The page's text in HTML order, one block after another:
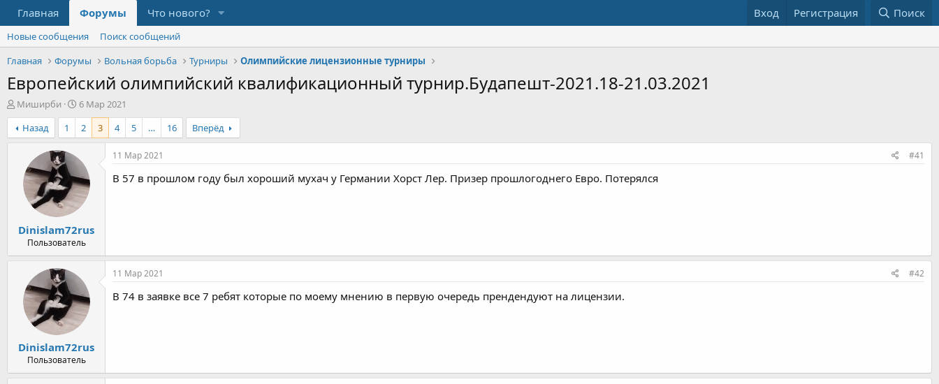
Главная Форумы Что нового? Вход Регистрация Поиск
Новые сообщения
Поиск сообщений
Главная
Форумы Вольная борьба Турниры Олимпийские лицензионные турниры
Европейский олимпийский квалификационный турнир.Будапешт-2021.18-21.03.2021
А
в
т
о
Миширби
Д
а
т
а
а
ч
а
л
6 Мар 2021
Назад
1 2 3 4 5 … 16 Вперёд
Dinislam72rus
Пользователь
11 Мар 2021 #41
В 57 в прошлом году был хороший мухач у Германии Хорст Лер. Призер прошлогоднего Евро. Потерялся
Dinislam72rus
Пользователь
11 Мар 2021 #42
В 74 в заявке все 7 ребят которые по моему мнению в первую очередь прендендуют на лицензии.